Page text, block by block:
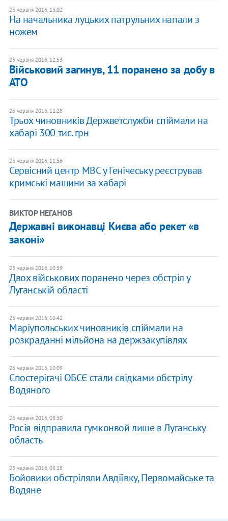
23 червня 2016, 13:02
На начальника луцьких патрульних напали з
ножем
23 червня 2016, 12:53
Військовий загинув, 11 поранено за добу в
АТО
23 червня 2016, 12:28
Трьох чиновників Держветслужби спіймали на
хабарі 300 тис. грн
23 червня 2016, 11:56
Сервісний центр МВС у Генічеську реєстрував
кримські машини за хабарі
ВИКТОР НЕГАНОВ
Державні виконавці Києва або рекет «в
законі»
23 червня 2016, 10:59
Двох військових поранено через обстріл у
Луганській області
23 червня 2016, 10:42
Маріупольських чиновників спіймали на
розкраданні мільйона на держзакупівлях
23 червня 2016, 10:09
Спостерігачі ОБСЄ стали свідками обстрілу
Водяного
23 червня 2016, 08:30
Росія відправила гумконвой лише в Луганську
область
23 червня 2016, 08:18
Бойовики обстріляли Авдіївку, Первомайське та
Водяне